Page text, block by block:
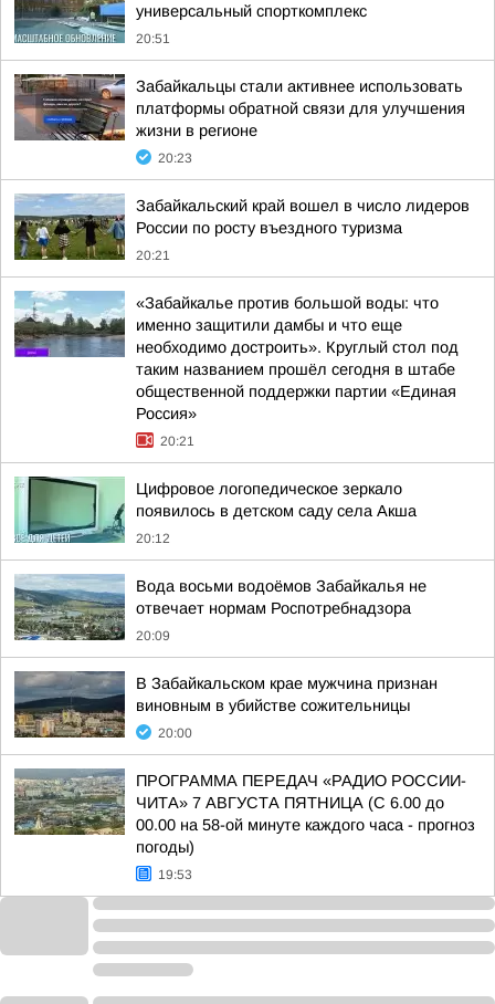
универсальный спорткомплекс
20:51
Забайкальцы стали активнее использовать
платформы обратной связи для улучшения
жизни в регионе
20:23
Забайкальский край вошел в число лидеров
России по росту въездного туризма
20:21
«Забайкалье против большой воды: что
именно защитили дамбы и что еще
необходимо достроить». Круглый стол под
таким названием прошёл сегодня в штабе
общественной поддержки партии «Единая
Россия»
20:21
Цифровое логопедическое зеркало
появилось в детском саду села Акша
20:12
Вода восьми водоёмов Забайкалья не
отвечает нормам Роспотребнадзора
20:09
В Забайкальском крае мужчина признан
виновным в убийстве сожительницы
20:00
ПРОГРАММА ПЕРЕДАЧ «РАДИО РОССИИ-
ЧИТА» 7 АВГУСТА ПЯТНИЦА (С 6.00 до
00.00 на 58-ой минуте каждого часа - прогноз
погоды)
19:53